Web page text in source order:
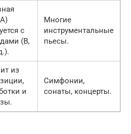
с
(B,
Многие
инструментальные
пьесы.
из
и
Симфонии,
сонаты, концерты.